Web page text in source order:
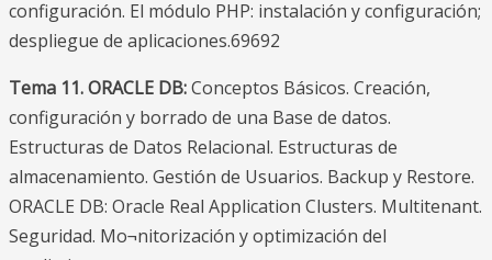
configuración. El módulo PHP: instalación y configuración;
despliegue de aplicaciones.69692
Tema 11. ORACLE DB:Conceptos Básicos. Creación,
configuración y borrado de una Base de datos.
Estructuras de Datos Relacional. Estructuras de
almacenamiento. Gestión de Usuarios. Backup y Restore.
ORACLE DB: Oracle Real Application Clusters. Multitenant.
Seguridad. Mo¬nitorización y optimización del